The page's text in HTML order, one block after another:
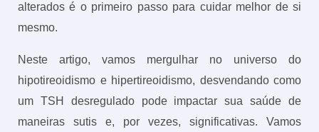
alterados é o primeiro passo para cuidar melhor de si
mesmo.
Neste artigo, vamos mergulhar no universo do
hipotireoidismo e hipertireoidismo, desvendando como
um TSH desregulado pode impactar sua saúde de
maneiras sutis e, por vezes, significativas. Vamos